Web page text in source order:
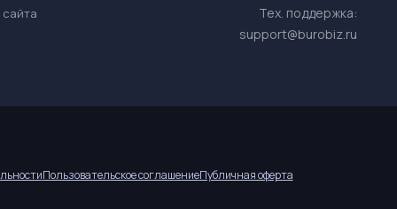
Тех. поддержка:
support@burobiz.ru
сайта
Пользовательское соглашениеПубличная оферта